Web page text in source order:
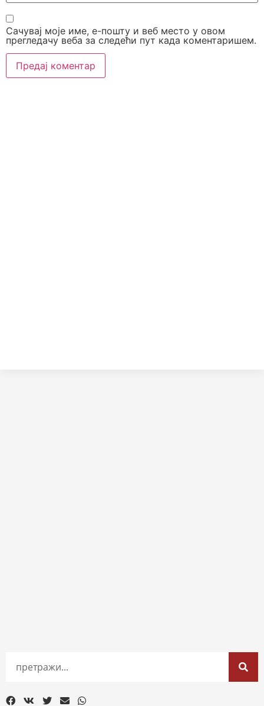
Сачувај моје име, е-пошту и веб место у овом
прегледачу веба за следећи пут када коментаришем.